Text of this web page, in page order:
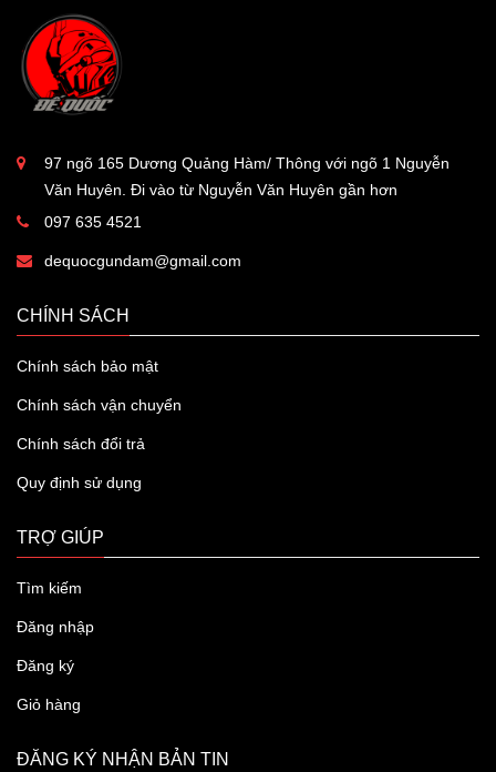
97 ngõ 165 Dương Quảng Hàm/ Thông với ngõ 1 Nguyễn
Văn Huyên. Đi vào từ Nguyễn Văn Huyên gần hơn
097 635 4521
dequocgundam@gmail.com
CHÍNH SÁCH
Chính sách bảo mật
Chính sách vận chuyển
Chính sách đổi trả
Quy định sử dụng
TRỢ GIÚP
Tìm kiếm
Đăng nhập
Đăng ký
Giỏ hàng
ĐĂNG KÝ NHẬN BẢN TIN